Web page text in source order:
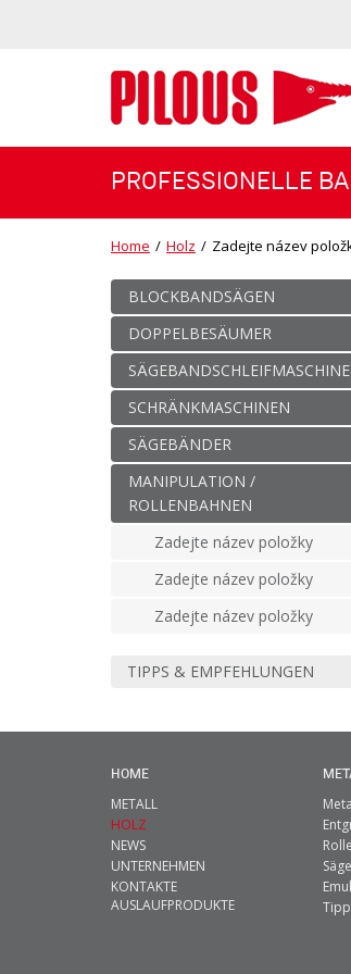
PROFESSIONELLE
Home / Holz / Zadejte název
BLOCKBANDSÄGEN
DOPPELBESÄUMER
SCHRÄNKMASCHINEN
SÄGEBÄNDER
MANIPULATION /
ROLLENBAHNEN
Zadejte název položky
Zadejte název položky
Zadejte název položky
TIPPS & EMPFEHLUNGEN
HOME
METALL
HOLZ
NEWS
UNTERNEHMEN
KONTAKTE
AUSLAUFPRODUKTE